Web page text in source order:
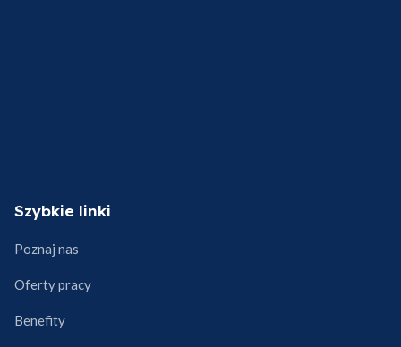
Szybkie linki
Poznaj nas
Oferty pracy
Benefity